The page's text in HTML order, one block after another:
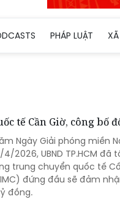
PHÁP LUẬT
tế Cần Giờ, công bố
Ngày Giải phóng
2026, UBND TP.HCM
trung chuyển quốc tế
đứng đầu sẽ đảm
đồng.